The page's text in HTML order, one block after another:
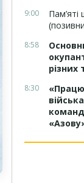
9:00
8:58
різних
8:30